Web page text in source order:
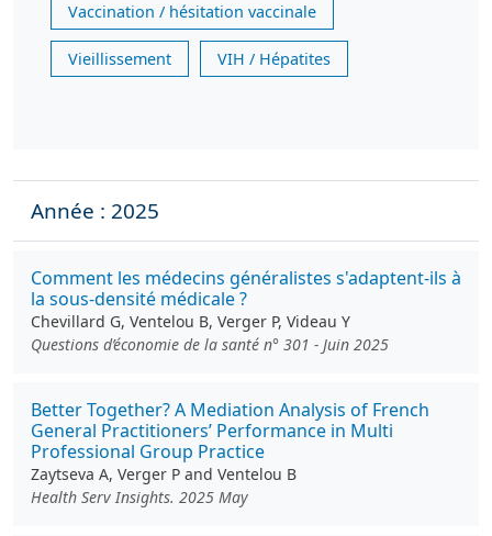
Vaccination / hésitation vaccinale
Vieillissement VIH / Hépatites
Année : 2025
Comment les médecins généralistes s'adaptent-ils à
la sous-densité médicale ?
Chevillard G, Ventelou B, Verger P, Videau Y
Questions d’économie de la santé n° 301 - Juin 2025
Better Together? A Mediation Analysis of French
General Practitioners’ Performance in Multi
Professional Group Practice
Zaytseva A, Verger P and Ventelou B
Health Serv Insights. 2025 May